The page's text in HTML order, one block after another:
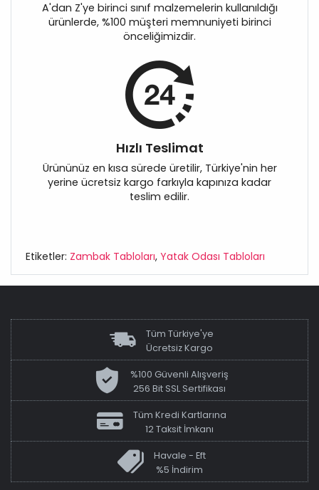
A'dan Z'ye birinci sınıf malzemelerin kullanıldığı
ürünlerde, %100 müşteri memnuniyeti birinci
önceliğimizdir.
Hızlı Teslimat
Ürününüz en kısa sürede üretilir, Türkiye'nin her
yerine ücretsiz kargo farkıyla kapınıza kadar
teslim edilir.
Etiketler: Zambak Tabloları, Yatak Odası Tabloları
Tüm Türkiye'ye
Ücretsiz Kargo
%100 Güvenli Alışveriş
256 Bit SSL Sertifikası
Tüm Kredi Kartlarına
12 Taksit İmkanı
Havale - Eft
%5 İndirim